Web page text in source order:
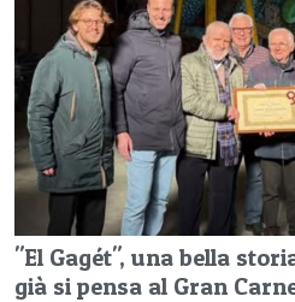
"El Gagét", una bella
già si pensa al Gran